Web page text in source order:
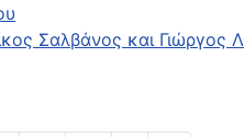
Σαλβάνος και Γιώργος